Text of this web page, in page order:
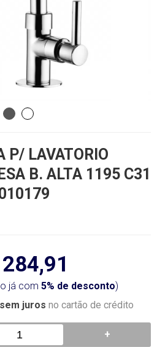
P/ LAVATORIO
B. ALTA 1195 C31
já com 5% de desconto)
juros no cartão de crédito
+